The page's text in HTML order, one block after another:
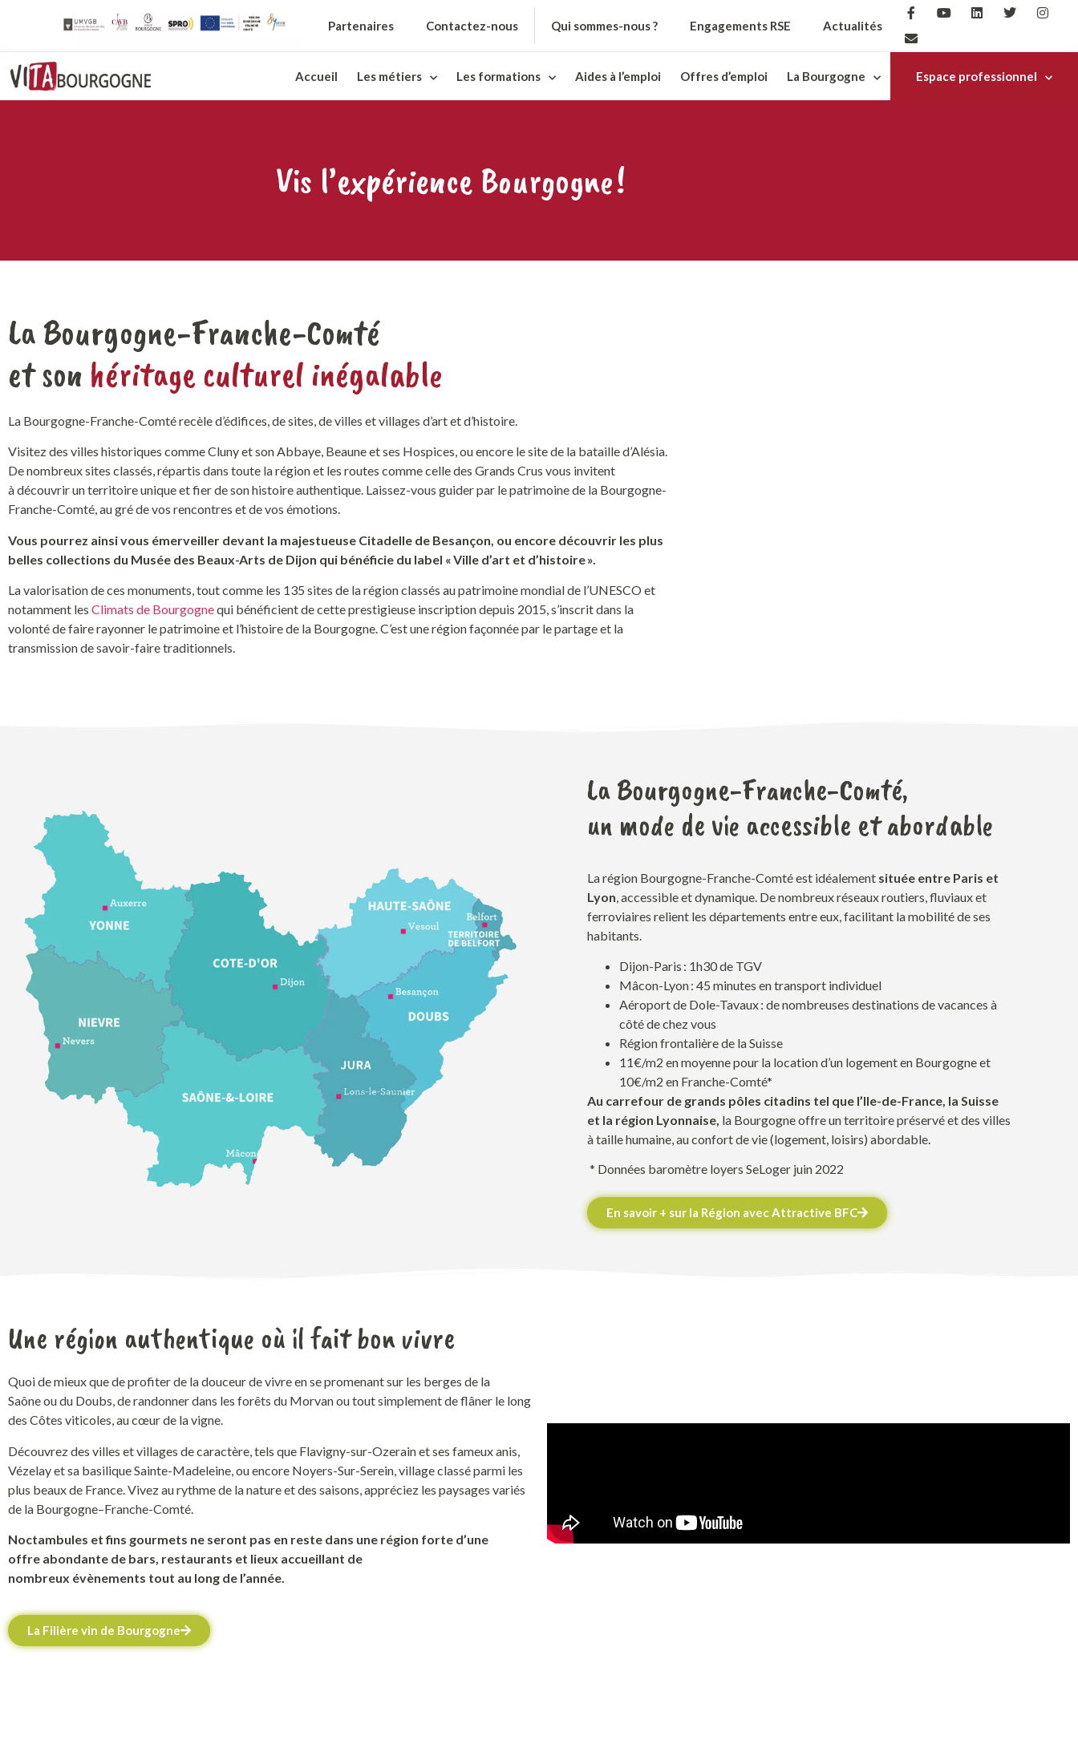
Partenaires Contactez-nous Qui sommes-nous ? Engagements RSE Actualités
Accueil Les métiers Les formations Aides à l’emploi Offres d’emploi La Bourgogne Espace professionnel
Vis l’expérience Bourgogne !
La Bourgogne-Franche-Comté
et son héritage culturel inégalable
La Bourgogne-Franche-Comté recèle d’édifices, de sites, de villes et villages d’art et d’histoire.
Visitez des villes historiques comme Cluny et son Abbaye, Beaune et ses Hospices, ou encore le site de la bataille d’Alésia.
De nombreux sites classés, répartis dans toute la région et les routes comme celle des Grands Crus vous invitent
àdécouvrirun territoire unique et fier de son histoire authentique. Laissez-vous guider par le patrimoine de la Bourgogne-
Franche-Comté, au gré de vos rencontres et de vos émotions.
Vous pourrez ainsi vous émerveiller devant la majestueuse Citadelle de Besançon, ou encore découvrir les plus
belles collections du Musée des Beaux-Arts de Dijon qui bénéficie du label « Ville d’art et d’histoire ».
La valorisation de ces monuments,tout comme les 135 sites de la région classés au patrimoine mondial de l’UNESCO et
notamment les Climats de Bourgognequi bénéficientde cette prestigieuse inscription depuis 2015,s’inscritdans la
volonté de faire rayonner le patrimoine et l’histoire de la Bourgogne.C’est une région façonnée par le partage et la
transmission desavoir-faire traditionnels.
La Bourgogne-Franche-Comté,
un mode de vie accessible et abordable
La région Bourgogne-Franche-Comté est idéalement située entre Paris et
Lyon ,accessible et dynamique. De nombreux réseaux routiers, fluviaux et
ferroviaires relient les départements entre eux facilitant lamobilitédeses
habitants
Dijon-Paris : 1h30 de TGV
Mâcon-Lyon : 45 minutes en transport individuel
Aéroport de Dole-Tavaux : de nombreuses destinations de vacances à
côté de chez vous
Région frontalière de la Suisse
11€/m2en moyenne pour la locationd’un logement en Bourgogne et
10€/m2 en Franche-Comté*
Au carrefour de grands pôles citadins tel que l’Ile-de-France, la Suisse
et la région Lyonnaise, la Bourgogne offre un territoire préservé et des villes
à taille humaine, auconfortde vie(logement, loisirs)abordable.
* Données baromètre loyersSeLoger juin 2022
En savoir + sur la Région avec Attractive BFC
Une région authentique où il fait bon vivre
Quoi de mieux que de profiter de la douceur de vivreen sepromenantsur les berges de la
Saôneou du Doubs, derandonnerdans les forêts du Morvan ou tout simplementdeflâner le long
des Côtes viticoles, au cœur de la vigne.
Découvrez des villes et villages decaractère tels que Flavigny-sur-Ozerain et ses fameux anis,
Vézelay et sa basilique Sainte-Madeleine, ou encore Noyers-Sur-Serein, village classé parmi les
plus beaux de France Vivez au rythme de la nature et des saisons, appréciez les paysages variés
de la Bourgogne–Franche-Comté
Noctambules et fins gourmets ne seront pas en reste dans une région forte d’une
offre abondante de bars, restaurants et lieux accueillant de
nombreux évènements tout au long de l’année.
La Filière vin de Bourgogne